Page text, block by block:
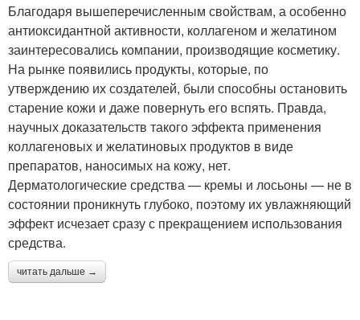
Благодаря вышеперечисленным свойствам, а особенно
антиоксидантной активности, коллагеном и желатином
заинтересовались компании, производящие косметику.
На рынке появились продукты, которые, по
утверждению их создателей, были способны остановить
старение кожи и даже повернуть его вспять. Правда,
научных доказательств такого эффекта применения
коллагеновых и желатиновых продуктов в виде
препаратов, наносимых на кожу, нет.
Дерматологические средства — кремы и лосьоны — не в
состоянии проникнуть глубоко, поэтому их увлажняющий
эффект исчезает сразу с прекращением использования
средства.
читать дальше →